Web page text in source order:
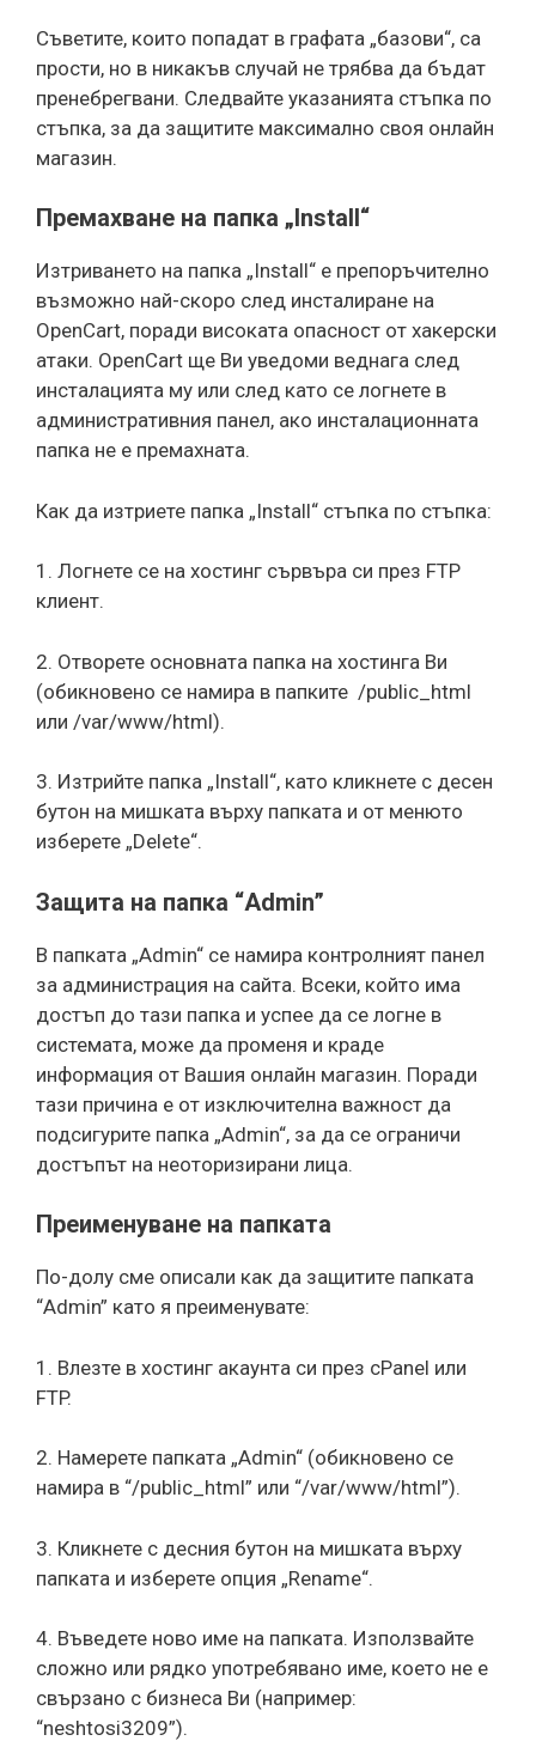
Съветите, които попадат в графата „базови“, са
прости, но в никакъв случай не трябва да бъдат
пренебрегвани. Следвайте указанията стъпка по
стъпка, за да защитите максимално своя онлайн
магазин.
Премахване на папка „Install“
Изтриването на папка „Install“ е препоръчително
възможно най-скоро след инсталиране на
OpenCart, поради високата опасност от хакерски
атаки. OpenCart ще Ви уведоми веднага след
инсталацията му или след като се логнете в
административния панел, ако инсталационната
папка не е премахната.
Как да изтриете папка „Install“ стъпка по стъпка:
1. Логнете се на хостинг сървъра си през FTP
клиент.
2. Отворете основната папка на хостинга Ви
(обикновено се намира в папките /public_html
или /var/www/html).
3. Изтрийте папка „Install“, като кликнете с десен
бутон на мишката върху папката и от менюто
изберете „Delete“.
Защита на папка “Admin”
В папката „Admin“ се намира контролният панел
за администрация на сайта. Всеки, който има
достъп до тази папка и успее да се логне в
системата, може да променя и краде
информация от Вашия онлайн магазин. Поради
тази причина е от изключителна важност да
подсигурите папка „Admin“, за да се ограничи
достъпът на неоторизирани лица.
Преименуване на папката
По-долу сме описали как да защитите папката
“Admin” като я преименувате:
1. Влезте в хостинг акаунта си през cPanel или
FTP.
2. Намерете папката „Admin“ (обикновено се
намира в “/public_html” или “/var/www/html”).
3. Кликнете с десния бутон на мишката върху
папката и изберете опция „Rename“.
4. Въведете ново име на папката. Използвайте
сложно или рядко употребявано име, което не е
свързано с бизнеса Ви (например:
“neshtosi3209”).